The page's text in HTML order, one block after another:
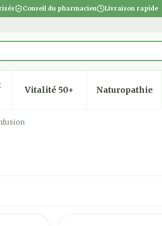
Conseil du pharmacien Livraison rapide
soins et hygiène
la catégorie Régime,
le sous-menu pour la catégorie
Vitalité 50+Afficher le sous-menu
Naturopathie
Afficher